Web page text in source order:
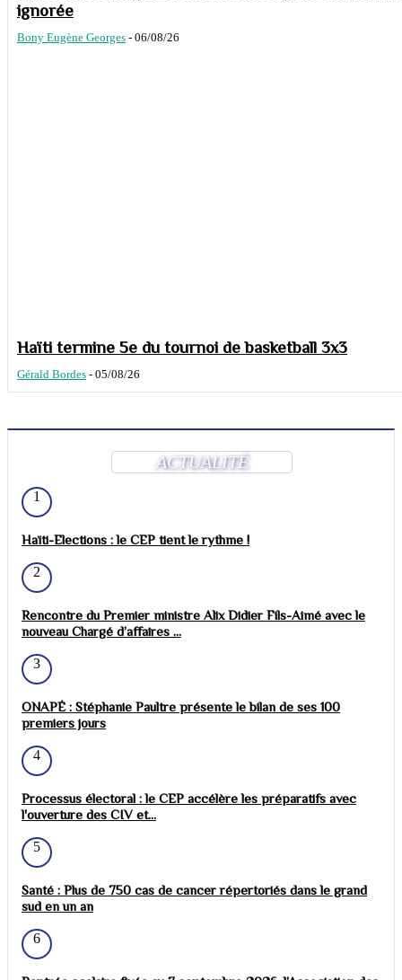
ignorée
Bony Eugène Georges - 06/08/26
Haïti termine 5e du tournoi de basketball 3x3
Gérald Bordes - 05/08/26
ACTUALITÉ
1
Haïti-Elections : le CEP tient le rythme !
2
Rencontre du Premier ministre Alix Didier Fils-Aimé avec le
nouveau Chargé d’affaires ...
3
ONAPÉ : Stéphanie Paultre présente le bilan de ses 100
premiers jours
4
Processus électoral : le CEP accélère les préparatifs avec
l'ouverture des CIV et...
5
Santé : Plus de 750 cas de cancer répertoriés dans le grand
sud en un an
6